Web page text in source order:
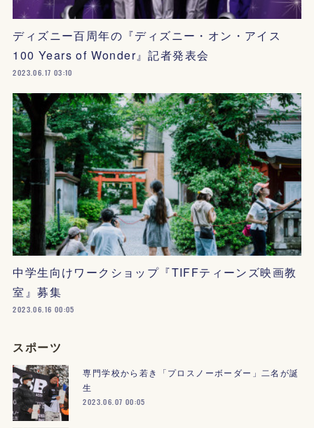
ディズニー百周年の『ディズニー・オン・アイス
100 Years of Wonder』記者発表会
2023.06.17 03:10
中学生向けワークショップ『TIFFティーンズ映画教
室』募集
2023.06.16 00:05
スポーツ
専門学校から若き「プロスノーボーダー」二名が誕
生
2023.06.07 00:05